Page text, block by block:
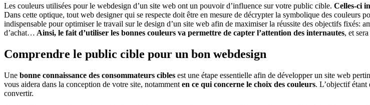
Les couleurs utilisées pour le webdesign d’un site web ont un pouvoir d’influence sur votre public cible. Celles-ci
Dans cette optique, tout web designer qui se respecte doit être en mesure de décrypter la symbolique des couleurs
indispensable pour optimiser le travail sur le design d’un site web afin de maximiser la réussite des objectifs fixés:
d’achat… Ainsi, le fait d’utiliser les bonnes couleurs va permettre de capter l’attention des internautes, et
Comprendre le public cible pour un bon webdesign
Une bonne connaissance des consommateurs cibles est une étape essentielle afin de développer un site web
vous aidera dans la conception de votre site, notamment en ce qui concerne le choix des couleurs. L’objectif étant
convertir.